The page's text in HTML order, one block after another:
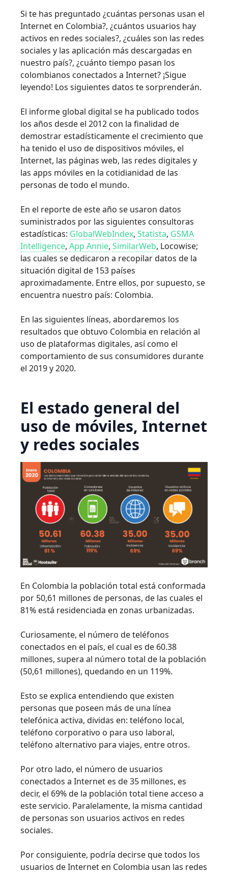
Si te has preguntado ¿cuántas personas usan el
Internet en Colombia?, ¿cuántos usuarios hay
activos en redes sociales?, ¿cuáles son las redes
sociales y las aplicación más descargadas en
nuestro país?, ¿cuánto tiempo pasan los
colombianos conectados a Internet? ¡Sigue
leyendo! Los siguientes datos te sorprenderán.
El informe global digital se ha publicado todos
los años desde el 2012 con la finalidad de
demostrar estadísticamente el crecimiento que
ha tenido el uso de dispositivos móviles, el
Internet, las páginas web, las redes digitales y
las apps móviles en la cotidianidad de las
personas de todo el mundo.
En el reporte de este año se usaron datos
suministrados por las siguientes consultoras
estadísticas: GlobalWebIndex, Statista, GSMA
Intelligence, App Annie, SimilarWeb, Locowise;
las cuales se dedicaron a recopilar datos de la
situación digital de 153 países
aproximadamente. Entre ellos, por supuesto, se
encuentra nuestro país: Colombia.
En las siguientes líneas, abordaremos los
resultados que obtuvo Colombia en relación al
uso de plataformas digitales, así como el
comportamiento de sus consumidores durante
el 2019 y 2020.
El estado general del
uso de móviles, Internet
y redes sociales
En Colombia la población total está conformada
por 50,61 millones de personas, de las cuales el
81% está residenciada en zonas urbanizadas.
Curiosamente, el número de teléfonos
conectados en el país, el cual es de 60.38
millones, supera al número total de la población
(50,61 millones), quedando en un 119%.
Esto se explica entendiendo que existen
personas que poseen más de una línea
telefónica activa, dividas en: teléfono local,
teléfono corporativo o para uso laboral,
teléfono alternativo para viajes, entre otros.
Por otro lado, el número de usuarios
conectados a Internet es de 35 millones, es
decir, el 69% de la población total tiene acceso a
este servicio. Paralelamente, la misma cantidad
de personas son usuarios activos en redes
sociales.
Por consiguiente, podría decirse que todos los
usuarios de Internet en Colombia usan las redes